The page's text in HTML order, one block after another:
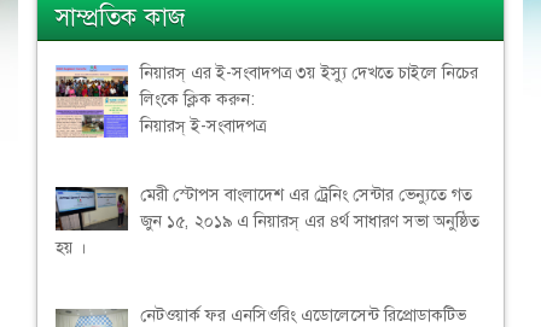
সাম্প্রতিক কাজ
নিয়ারস্ এর ই-সংবাদপত্র ৩য় ইস্যু দেখতে চাইলে নিচের
লিংকে ক্লিক করুন:
নিয়ারস্ ই-সংবাদপত্র
মেরী স্টোপস বাংলাদেশ এর ট্রেনিং সেন্টার ভেন্যুতে গত
জুন ১৫, ২০১৯ এ নিয়ারস্ এর ৪র্থ সাধারণ সভা অনুষ্ঠিত
হয় ।
নেটওয়ার্ক ফর এনসিওরিং এডোলেসেন্ট রিপ্রোডাকটিভ